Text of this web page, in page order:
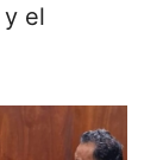
el